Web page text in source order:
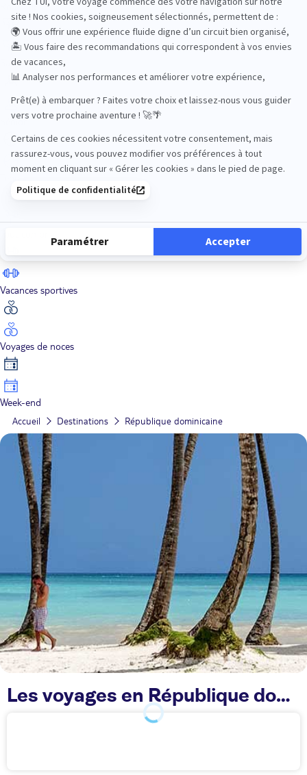
Road Trips
Safari
Sénior
Vacances sportives
Voyages de noces
Week-end
Accueil Destinations République dominicaine
Les voyages en République dominicaine TUI